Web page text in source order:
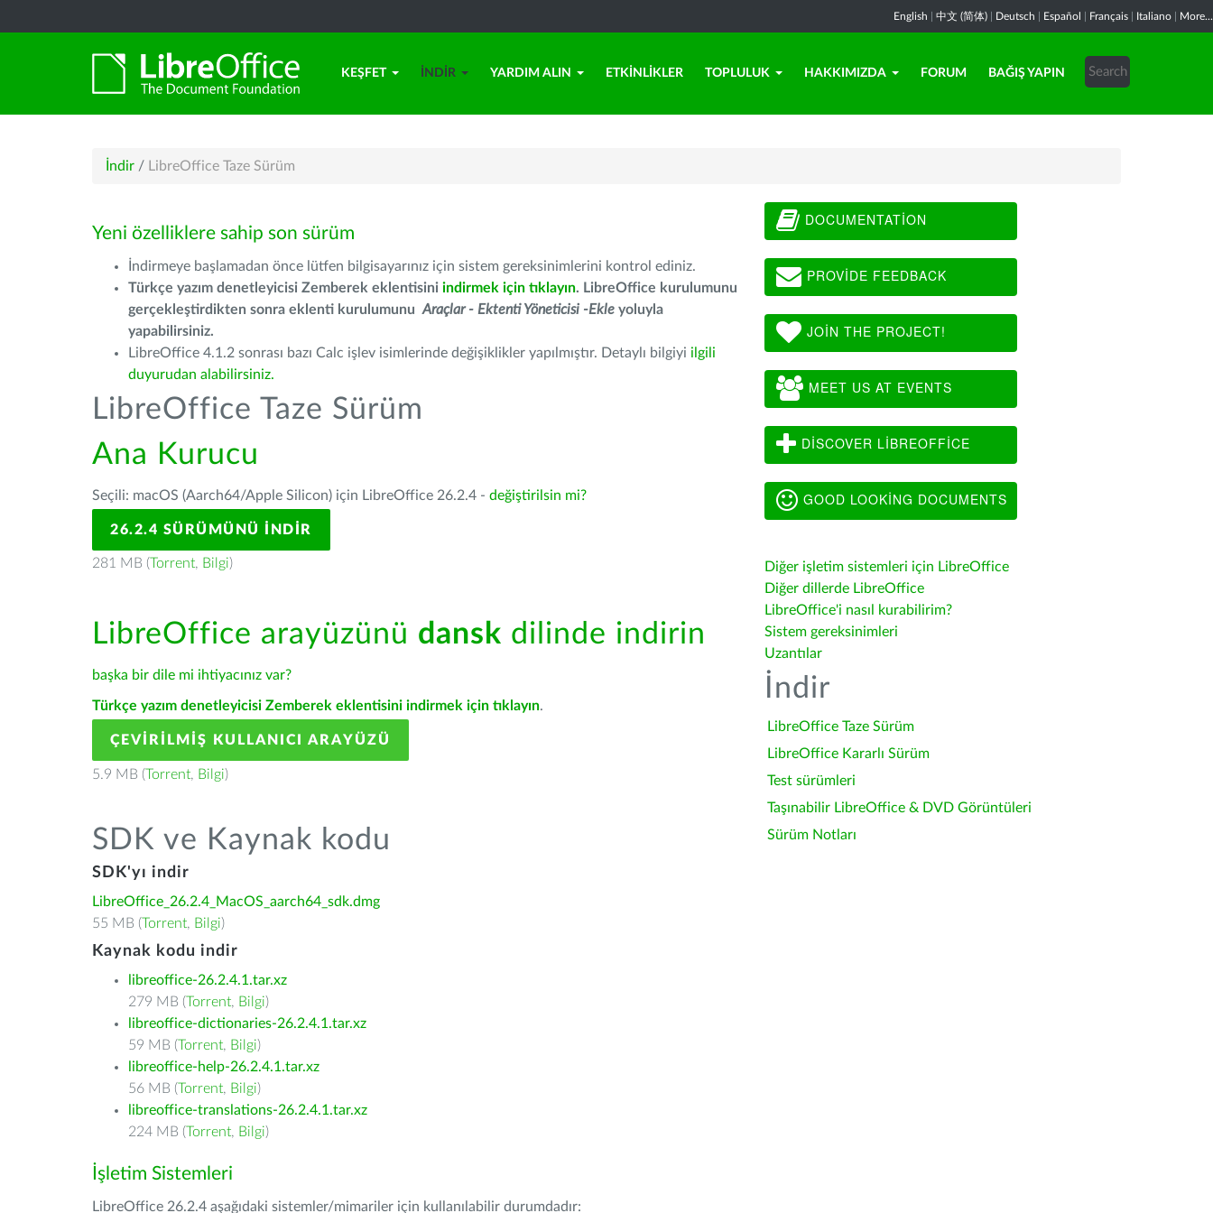
English 中文 (简体) Deutsch Español Français Italiano More...
KEŞFET İNDIR YARDIM ALIN ETKINLIKLER TOPLULUK HAKKIMIZDA FORUM BAĞIŞ YAPIN
İndir / LibreOffice Taze Sürüm
Yeni özelliklere sahip son sürüm
İndirmeye başlamadan önce lütfen bilgisayarınız için sistem gereksinimlerini kontrol ediniz.
Türkçe yazım denetleyicisi Zemberek eklentisini indirmek için tıklayın. LibreOffice kurulumunu
gerçekleştirdikten sonra eklenti kurulumunu Araçlar - Ektenti Yöneticisi -Ekle yoluyla
yapabilirsiniz.
LibreOffice 4.1.2 sonrası bazı Calc işlev isimlerinde değişiklikler yapılmıştır. Detaylı bilgiyi ilgili
duyurudan alabilirsiniz.
LibreOffice Taze Sürüm
Ana Kurucu
Seçili: macOS (Aarch64/Apple Silicon) için LibreOffice 26.2.4 - değiştirilsin mi?
26.2.4 SÜRÜMÜNÜ İNDIR
281 MB (Torrent, Bilgi)
LibreOffice arayüzünü dansk dilinde indirin
başka bir dile mi ihtiyacınız var?
Türkçe yazım denetleyicisi Zemberek eklentisini indirmek için tıklayın.
ÇEVIRILMIŞ KULLANICI ARAYÜZÜ
5.9 MB (Torrent, Bilgi)
SDK ve Kaynak kodu
SDK'yı indir
LibreOffice_26.2.4_MacOS_aarch64_sdk.dmg
55 MB (Torrent, Bilgi)
Kaynak kodu indir
libreoffice-26.2.4.1.tar.xz
279 MB (Torrent, Bilgi)
libreoffice-dictionaries-26.2.4.1.tar.xz
59 MB (Torrent, Bilgi)
libreoffice-help-26.2.4.1.tar.xz
56 MB (Torrent, Bilgi)
libreoffice-translations-26.2.4.1.tar.xz
224 MB (Torrent, Bilgi)
İşletim Sistemleri
LibreOffice 26.2.4 aşağıdaki sistemler/mimariler için kullanılabilir durumdadır:
DOCUMENTATION
PROVIDE FEEDBACK
JOIN THE PROJECT!
MEET US AT EVENTS
DISCOVER LIBREOFFICE
GOOD LOOKING DOCUMENTS
Diğer işletim sistemleri için LibreOffice
Diğer dillerde LibreOffice
LibreOffice'i nasıl kurabilirim?
Sistem gereksinimleri
Uzantılar
İndir
LibreOffice Taze Sürüm
LibreOffice Kararlı Sürüm
Test sürümleri
Taşınabilir LibreOffice & DVD Görüntüleri
Sürüm Notları